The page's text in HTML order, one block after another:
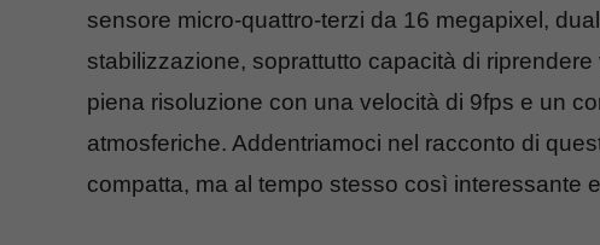
sensore micro-quattro-terzi da 16 megapixel,
stabilizzazione, soprattutto capacità di
piena risoluzione con una velocità di 9fps e un
atmosferiche. Addentriamoci nel racconto di
compatta, ma al tempo stesso così interessante